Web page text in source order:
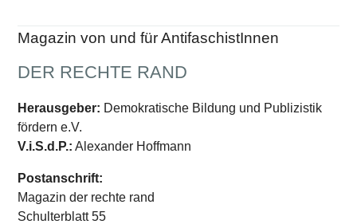
Magazin
Abonnement
Datenschutz
SCHWERPUNKTE
Schwerpunkte Übersicht
Schwerpunkt AFD-Verbot
Schwerpunkt zur USA und Faschist Trump
Schwerpunkt »Identitäre Bewegung«
Magazin von und für AntifaschistInnen
DER RECHTE RAND
Herausgeber: Demokratische Bildung und Publizistik
fördern e.V.
V.i.S.d.P.: Alexander Hoffmann
Postanschrift:
Magazin der rechte rand
Schulterblatt 55